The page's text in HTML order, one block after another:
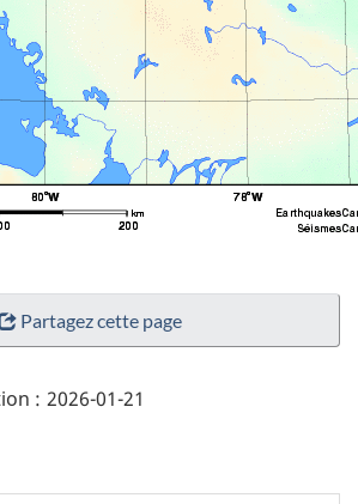
Partagez cette page
: 2026-01-21